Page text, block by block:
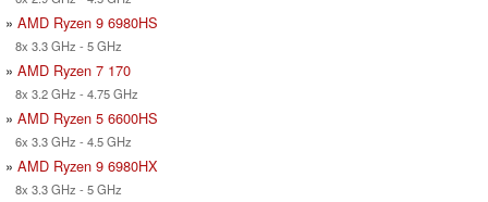
» AMD Ryzen 9 6980HS
8x 3.3 GHz - 5 GHz
» AMD Ryzen 7 170
8x 3.2 GHz - 4.75 GHz
» AMD Ryzen 5 6600HS
6x 3.3 GHz - 4.5 GHz
» AMD Ryzen 9 6980HX
8x 3.3 GHz - 5 GHz